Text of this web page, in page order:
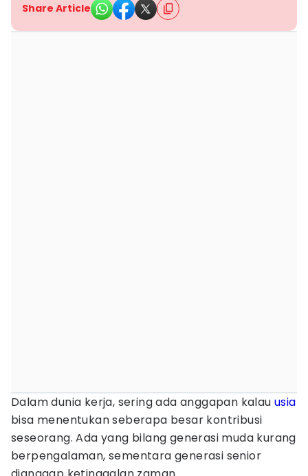
Share Article
Dalam dunia kerja, sering ada anggapan kalau usia
bisa menentukan seberapa besar kontribusi
seseorang. Ada yang bilang generasi muda kurang
berpengalaman, sementara generasi senior